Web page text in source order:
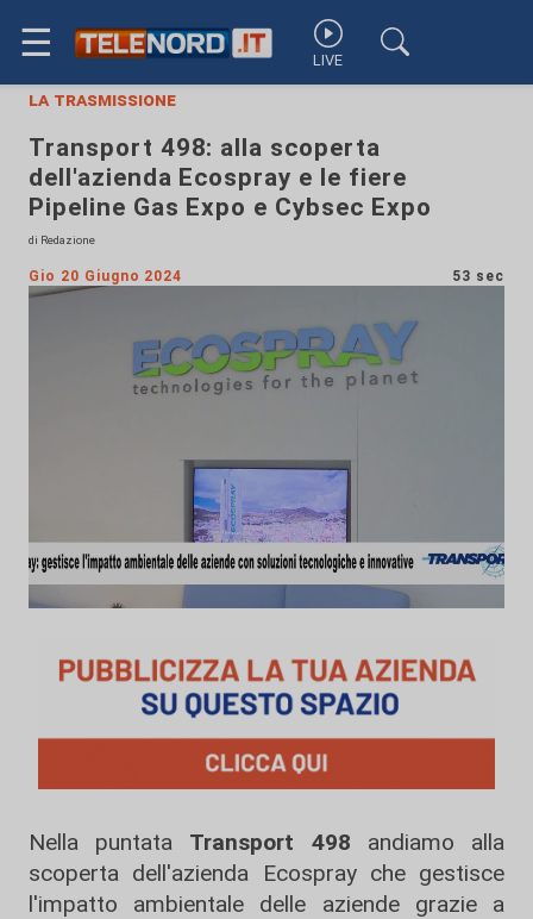
☰ LIVE
la trasmissione
Transport 498: alla scoperta
dell'azienda Ecospray e le fiere
Pipeline Gas Expo e Cybsec Expo
di Redazione
Gio 20 Giugno 2024 53 sec
Nella puntata Transport 498 andiamo alla
scoperta dell'azienda Ecospray che gestisce
l'impatto ambientale delle aziende grazie a